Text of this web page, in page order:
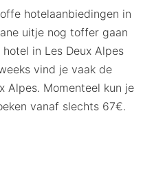
hotelaanbiedingen in
uitje nog toffer gaan
in Les Deux Alpes
vind je vaak de
Alpes. Momenteel kun je
vanaf slechts 67€.